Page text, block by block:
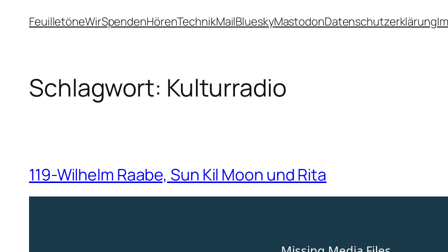
InhaltFeuilletöneWirSpendenHörenTechnikMailBlueskyMastodonDatenschutzerklärung
Schlagwort: Kulturradio
119-Wilhelm Raabe, Sun Kil Moon und Rita